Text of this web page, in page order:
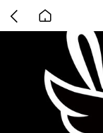
back
to
home